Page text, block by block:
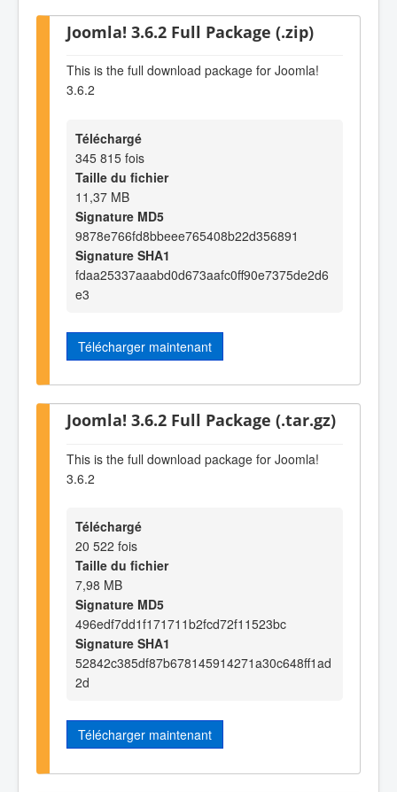
Joomla! 3.6.2 Full Package (.zip)
This is the full download package for Joomla!
3.6.2
Téléchargé
345 815 fois
Taille du fichier
11,37 MB
Signature MD5
9878e766fd8bbeee765408b22d356891
Signature SHA1
fdaa25337aaabd0d673aafc0ff90e7375de2d6
e3
Télécharger maintenant
Joomla! 3.6.2 Full Package (.tar.gz)
This is the full download package for Joomla!
3.6.2
Téléchargé
20 522 fois
Taille du fichier
7,98 MB
Signature MD5
496edf7dd1f171711b2fcd72f11523bc
Signature SHA1
52842c385df87b678145914271a30c648ff1ad
2d
Télécharger maintenant